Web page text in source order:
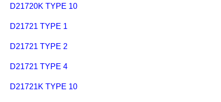
D21720K TYPE 10
D21721 TYPE 1
D21721 TYPE 2
D21721 TYPE 4
D21721K TYPE 10